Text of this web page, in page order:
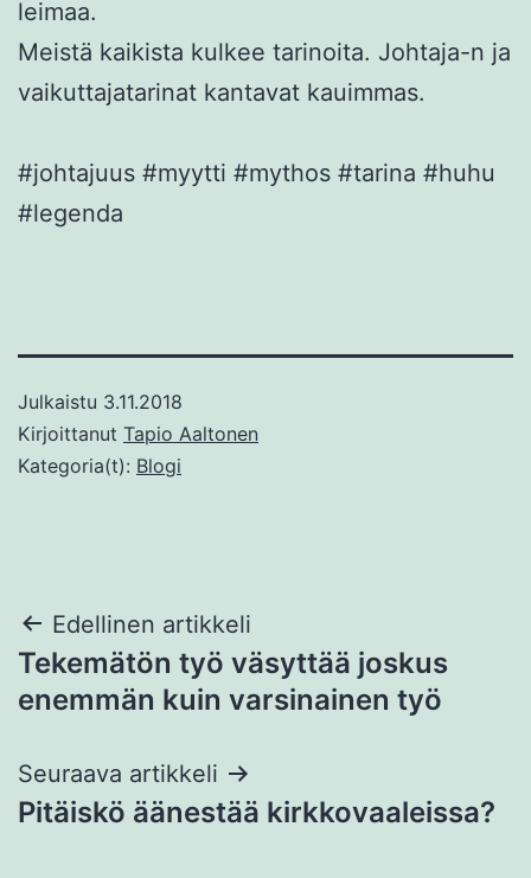
leimaa.
Meistä kaikista kulkee tarinoita. Johtaja-n ja
vaikuttajatarinat kantavat kauimmas.
#johtajuus #myytti #mythos #tarina #huhu
#legenda
Julkaistu 3.11.2018
Kirjoittanut Tapio Aaltonen
Kategoria(t): Blogi
Artikkelien
selaus
Edellinen artikkeli
Tekemätön työ väsyttää joskus
enemmän kuin varsinainen työ
Seuraava artikkeli
Pitäiskö äänestää kirkkovaaleissa?